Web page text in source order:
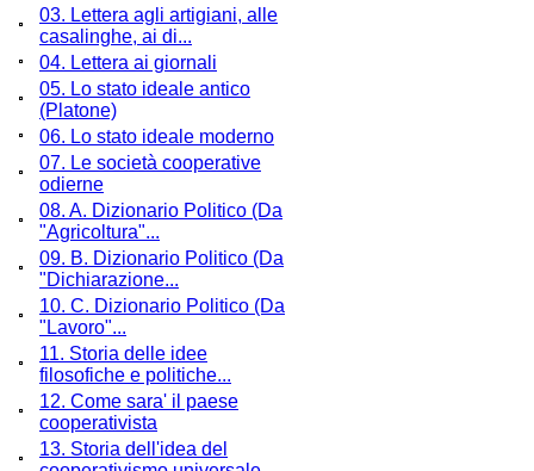
03. Lettera agli artigiani, alle
casalinghe, ai di...
04. Lettera ai giornali
05. Lo stato ideale antico
(Platone)
06. Lo stato ideale moderno
07. Le società cooperative
odierne
08. A. Dizionario Politico (Da
"Agricoltura"...
09. B. Dizionario Politico (Da
"Dichiarazione...
10. C. Dizionario Politico (Da
"Lavoro"...
11. Storia delle idee
filosofiche e politiche...
12. Come sara' il paese
cooperativista
13. Storia dell'idea del